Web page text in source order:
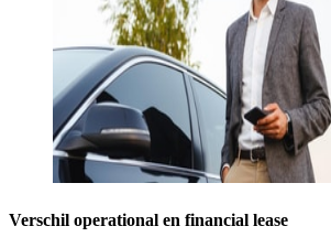
Verschil operational en financial lease